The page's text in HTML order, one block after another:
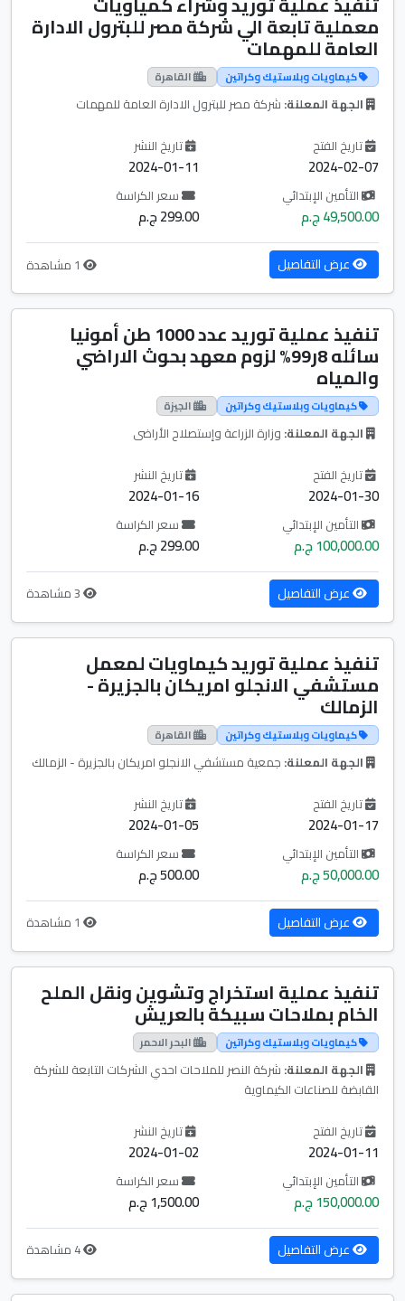
معملية تابعة الي شركة مصر للبترول الادارة
العامة للمهمات
كيماويات وبلاستيك وكراتين القاهرة
الجهة المعلنة: شركة مصر للبترول الادارة العامة للمهمات
تاريخ الفتح
2024-02-07
تاريخ النشر
2024-01-11
التأمين الإبتدائي
49,500.00 ج.م
سعر الكراسة
299.00 ج.م
عرض التفاصيل
تنفيذ عملية توريد عدد 1000 طن أمونيا
سائله 8ر99% لزوم معهد بحوث الاراضي
والمياه
كيماويات وبلاستيك وكراتين الجيزة
الجهة المعلنة: وزارة الزراعة وإستصلاح الأراضى
تاريخ الفتح
2024-01-30
تاريخ النشر
2024-01-16
التأمين الإبتدائي
100,000.00 ج.م
سعر الكراسة
299.00 ج.م
عرض التفاصيل
تنفيذ عملية توريد كيماويات لمعمل
مستشفي الانجلو امريكان بالجزيرة -
الزمالك
كيماويات وبلاستيك وكراتين القاهرة
الجهة المعلنة: جمعية مستشفي الانجلو امريكان بالجزيرة - الزمالك
تاريخ الفتح
2024-01-17
تاريخ النشر
2024-01-05
التأمين الإبتدائي
50,000.00 ج.م
سعر الكراسة
500.00 ج.م
عرض التفاصيل
تنفيذ عملية استخراج وتشوين ونقل الملح
الخام بملاحات سبيكة بالعريش
كيماويات وبلاستيك وكراتين البحر الاحمر
الجهة المعلنة: شركة النصر للملاحات احدي الشركات التابعة للشركة
القابضة للصناعات الكيماوية
تاريخ الفتح
2024-01-11
تاريخ النشر
2024-01-02
التأمين الإبتدائي
150,000.00 ج.م
سعر الكراسة
1,500.00 ج.م
عرض التفاصيل